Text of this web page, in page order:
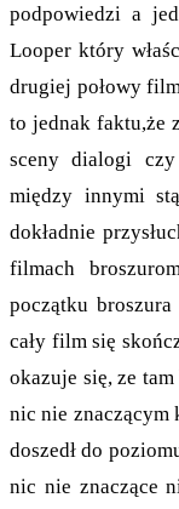
podpowiedzi a
Looper który
drugiej połowy
to jednak faktu,że
sceny dialogi
między innymi
dokładnie
filmach
początku
cały film się
okazuje się, ze
nic nie znaczącym
doszedł do
nic nie znaczące